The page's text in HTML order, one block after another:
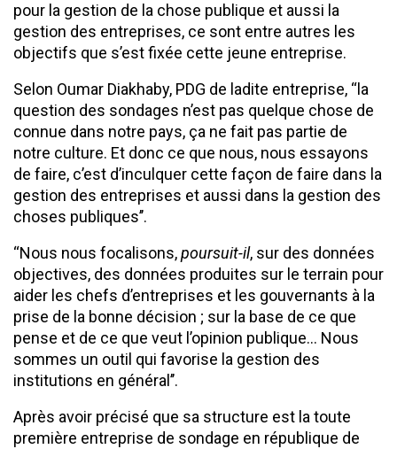
pour la gestion de la chose publique et aussi la
gestion des entreprises, ce sont entre autres les
objectifs que s’est fixée cette jeune entreprise.
Selon Oumar Diakhaby, PDG de ladite entreprise, ‘‘la
question des sondages n’est pas quelque chose de
connue dans notre pays, ça ne fait pas partie de
notre culture. Et donc ce que nous, nous essayons
de faire, c’est d’inculquer cette façon de faire dans la
gestion des entreprises et aussi dans la gestion des
choses publiques’’.
‘‘Nous nous focalisons,poursuit-il, sur des données
objectives, des données produites sur le terrain pour
aider les chefs d’entreprises et les gouvernants à la
prise de la bonne décision ; sur la base de ce que
pense et de ce que veut l’opinion publique… Nous
sommes un outil qui favorise la gestion des
institutions en général’’.
Après avoir précisé que sa structure est la toute
première entreprise de sondage en république de